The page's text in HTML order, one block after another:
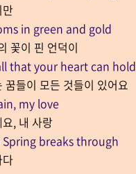
in green and gold
꽃이 핀 언덕이
that your heart can hold
들이 모든 것들이 있어요
my love
, 내 사랑
breaks through